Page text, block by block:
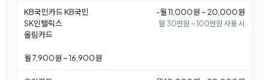
KB국민카드 KB국민
SK인텔릭스
올림카드
-월 11,000원 ~ 20,000원
월 30만원 ~ 100만원 사용 시
월 7,900원 ~ 16,900원